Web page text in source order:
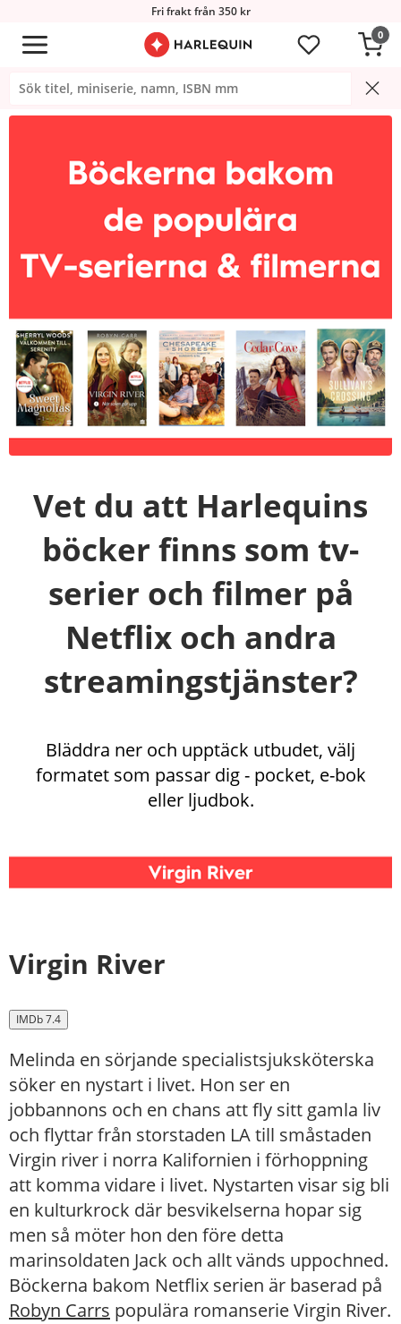
Fri frakt från 350 kr
0
Vet du att Harlequins
böcker finns som tv-
serier och filmer på
Netflix och andra
streamingstjänster?
Bläddra ner och upptäck utbudet, välj
formatet som passar dig - pocket, e-bok
eller ljudbok.
Virgin River
IMDb 7.4
Melinda en sörjande specialistsjuksköterska
söker en nystart i livet. Hon ser en
jobbannons och en chans att fly sitt gamla liv
och flyttar från storstaden LA till småstaden
Virgin river i norra Kalifornien i förhoppning
att komma vidare i livet. Nystarten visar sig bli
en kulturkrock där besvikelserna hopar sig
men så möter hon den före detta
marinsoldaten Jack och allt vänds uppochned.
Böckerna bakom Netflix serien är baserad på
Robyn Carrs populära romanserie Virgin River.